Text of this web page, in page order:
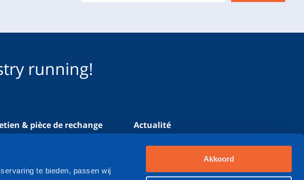
te bieden, passen wij
Akkoord
running!
& pièce de rechange
Actualité
Contact